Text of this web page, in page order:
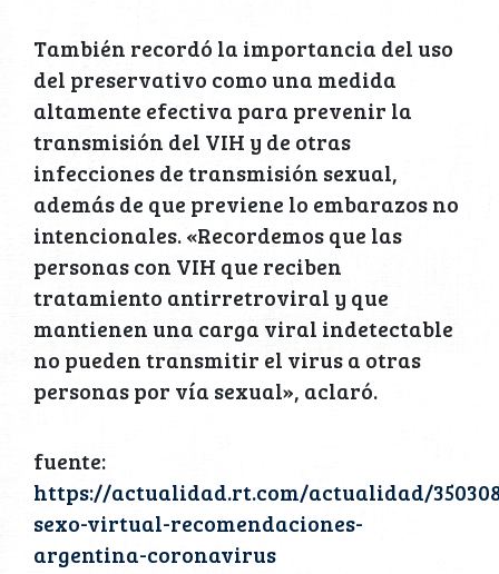
También recordó la importancia del uso
del preservativo como una medida
altamente efectiva para prevenir la
transmisión del VIH y de otras
infecciones de transmisión sexual,
además de que previene lo embarazos no
intencionales. «Recordemos que las
personas con VIH que reciben
tratamiento antirretroviral y que
mantienen una carga viral indetectable
no pueden transmitir el virus a otras
personas por vía sexual», aclaró.
fuente:
https://actualidad.rt.com/actualidad/
sexo-virtual-recomendaciones-
argentina-coronavirus